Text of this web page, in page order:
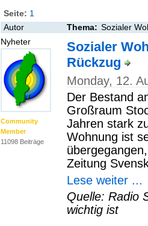
Seite: 1
Autor
Thema: Sozialer
Nyheter
Community
Member
11098 Beiträge
Sozialer
Rückzug
Monday, 12.
Der Bestand
Großraum
Jahren stark
Wohnung ist
Zeitung
Lese weiter ...
Quelle: Radio
wichtig ist